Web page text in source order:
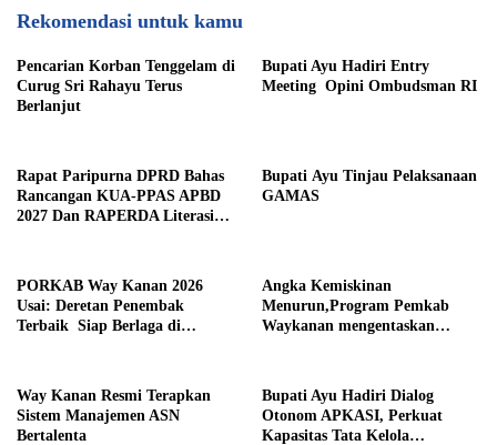
Rekomendasi untuk kamu
Pencarian Korban Tenggelam di
Curug Sri Rahayu Terus
Berlanjut
Bupati Ayu Hadiri Entry
Meeting Opini Ombudsman RI
Rapat Paripurna DPRD Bahas
Rancangan KUA-PPAS APBD
2027 Dan RAPERDA Literasi
Bupati Ayu Tinjau Pelaksanaan
GAMAS
PORKAB Way Kanan 2026
Usai: Deretan Penembak
Terbaik Siap Berlaga di
Angka Kemiskinan
Menurun,Program Pemkab
Waykanan mengentaskan
Way Kanan Resmi Terapkan
Sistem Manajemen ASN
Bertalenta
Bupati Ayu Hadiri Dialog
Otonom APKASI, Perkuat
Kapasitas Tata Kelola